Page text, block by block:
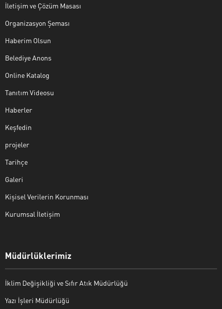
İletişim ve Çözüm Masası
Organizasyon Şeması
Haberim Olsun
Belediye Anons
Online Katalog
Tanıtım Videosu
Haberler
Keşfedin
projeler
Tarihçe
Galeri
Kişisel Verilerin Korunması
Kurumsal İletişim
Müdürlüklerimiz
İklim Değişikliği ve Sıfır Atık Müdürlüğü
Yazı İşleri Müdürlüğü